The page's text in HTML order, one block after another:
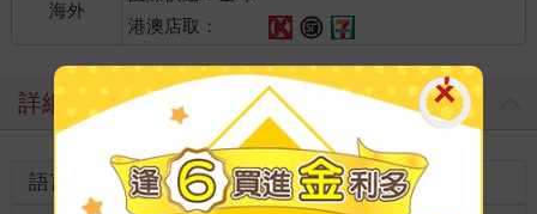
海外
港澳店取：
詳細資料
語言 中文繁體 裝訂
紙本平裝